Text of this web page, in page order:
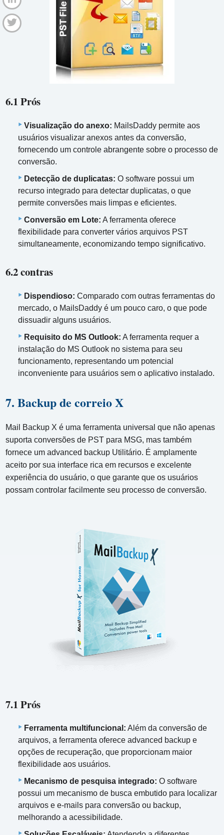
6.1 Prós
Visualização do anexo: MailsDaddy permite aos
usuários visualizar anexos antes da conversão,
fornecendo um controle abrangente sobre o processo de
conversão.
Detecção de duplicatas: O software possui um
recurso integrado para detectar duplicatas, o que
permite conversões mais limpas e eficientes.
Conversão em Lote: A ferramenta oferece
flexibilidade para converter vários arquivos PST
simultaneamente, economizando tempo significativo.
6.2 contras
Dispendioso: Comparado com outras ferramentas do
mercado, o MailsDaddy é um pouco caro, o que pode
dissuadir alguns usuários.
Requisito do MS Outlook: A ferramenta requer a
instalação do MS Outlook no sistema para seu
funcionamento, representando um potencial
inconveniente para usuários sem o aplicativo instalado.
7. Backup de correio X
Mail Backup X é uma ferramenta universal que não apenas
suporta conversões de PST para MSG, mas também
fornece um advanced backup Utilitário. É amplamente
aceito por sua interface rica em recursos e excelente
experiência do usuário, o que garante que os usuários
possam controlar facilmente seu processo de conversão.
7.1 Prós
Ferramenta multifuncional: Além da conversão de
arquivos, a ferramenta oferece advanced backup e
opções de recuperação, que proporcionam maior
flexibilidade aos usuários.
Mecanismo de pesquisa integrado: O software
possui um mecanismo de busca embutido para localizar
arquivos e e-mails para conversão ou backup,
melhorando a acessibilidade.